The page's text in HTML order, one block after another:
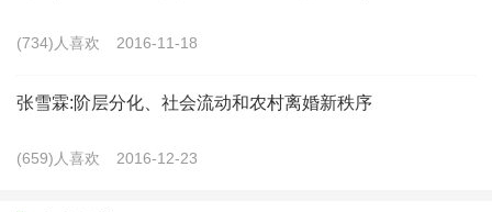
张，达到了新的高峰。大致上，70年代末到80年代末，
会经济现象，并没有给予特别关注，更没有政策积累；
80年代末和90年代初期的几年，由于民工潮规模急剧增
(734)人喜欢 2016-11-18
张雪霖:阶层分化、社会流动和农村离婚新秩序
(659)人喜欢 2016-12-23